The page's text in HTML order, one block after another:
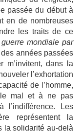
passée du début à
en de nombreuses
les traits de ce
mondiale par
années passées
m’invitent, dans la
l’exhortation
de l’homme,
mal et à ne pas
l’indifférence. Les
représentent la
la solidarité au-delà